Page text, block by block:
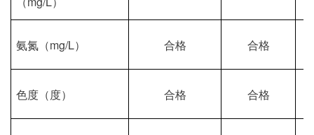
氨氮（mg/L） 合格 合格
色度（度） 合格 合格